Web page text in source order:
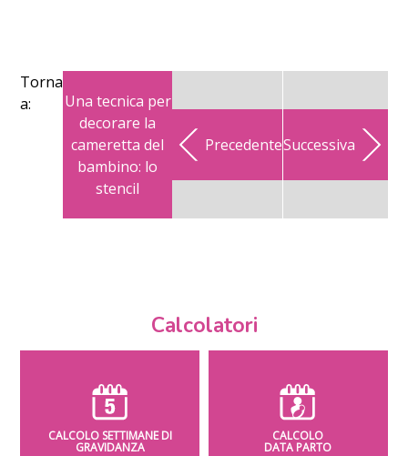
Torna
a:
Una tecnica per
decorare la
cameretta del
bambino: lo
stencil
PrecedenteSuccessiva
Calcolatori
CALCOLO SETTIMANE DI
GRAVIDANZA
CALCOLO
DATA PARTO